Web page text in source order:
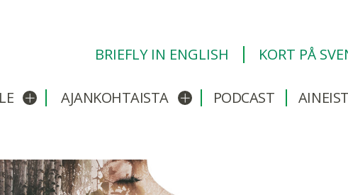
BRIEFLY IN ENGLISH
KORT PÅ
Avaa/sulje alavalikko
AJANKOHTAISTA Avaa/sulje alavalikko
PODCAST